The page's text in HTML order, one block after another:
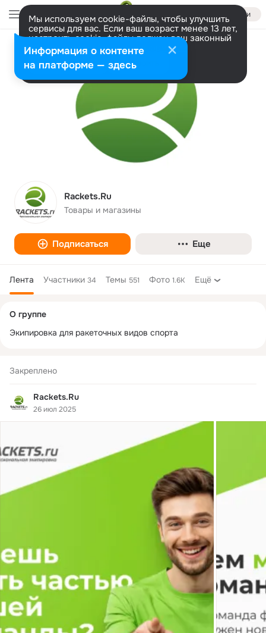
Войти
Мы используем cookie-файлы, чтобы улучшить
сервисы для вас. Если ваш возраст менее 13 лет,
настроить cookie-файлы должен ваш законный
представитель. Больше информации
Разрешить все Настроить
Rackets.Ru
Товары и магазины
Подписаться Еще
Лента Участники 34 Темы 551 Фото 1.6K Ещё
Закреплено
Rackets.Ru
26 июл 2025
колонка
О группе
Экипировка для ракеточных видов спорта
Информация о контенте
на платформе — здесь